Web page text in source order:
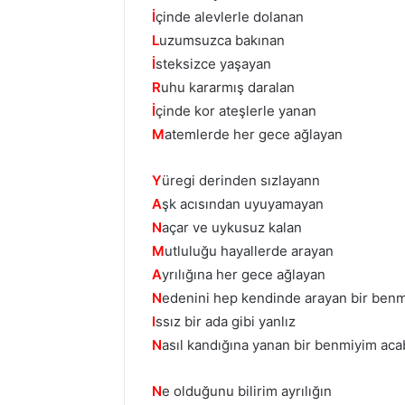
İçinde alevlerle dolanan
Luzumsuzca bakınan
İsteksizce yaşayan
Ruhu kararmış daralan
İçinde kor ateşlerle yanan
Matemlerde her gece ağlayan
Yüregi derinden sızlayann
Aşk acısından uyuyamayan
Naçar ve uykusuz kalan
Mutluluğu hayallerde arayan
Ayrılığına her gece ağlayan
Nedenini hep kendinde arayan bir
Issız bir ada gibi yanlız
Nasıl kandığına yanan bir benmiyim
Ne olduğunu bilirim ayrılığın